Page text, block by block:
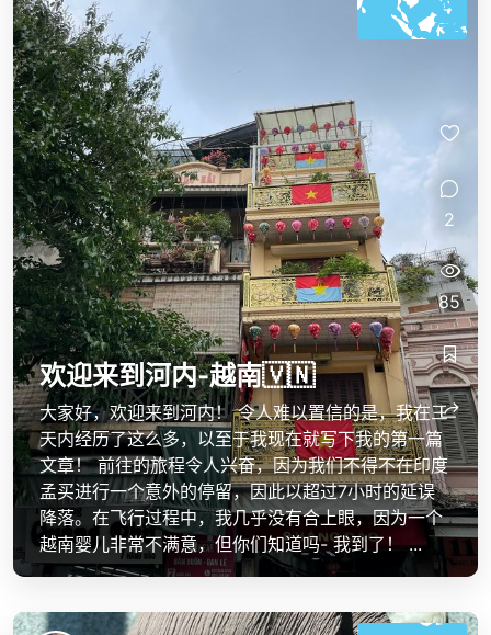
欢迎来到河内-越南🇻🇳
大家好，欢迎来到河内！ 令人难以置信的是，我在三
天内经历了这么多，以至于我现在就写下我的第一篇
文章！ 前往的旅程令人兴奋，因为我们不得不在印度
孟买进行一个意外的停留，因此以超过7小时的延误
降落。在飞行过程中，我几乎没有合上眼，因为一个
越南婴儿非常不满意，但你们知道吗- 我到了！ ...
2
85